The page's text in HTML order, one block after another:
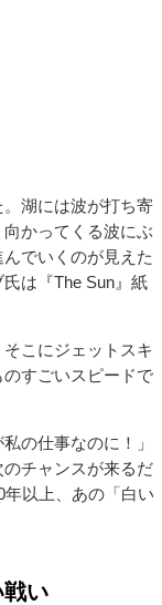
。湖には波が打ち寄
かってくる波にぶ
でいくのが見えた
は『The Sun』紙
そこにジェットスキ
すごいスピードで
の仕事なのに！」
チャンスが来るだ
以上、あの「白い
い